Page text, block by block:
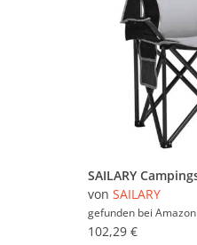
von SAILARY
gefunden bei Amazon
102,29 €